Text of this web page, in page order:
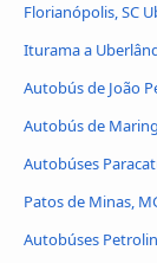
Florianópolis, SC
Iturama a
Autobús de João
Autobús de
Autobúses
Patos de Minas,
Autobúses